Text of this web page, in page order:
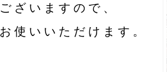
ざいますので、
使いいただけます。